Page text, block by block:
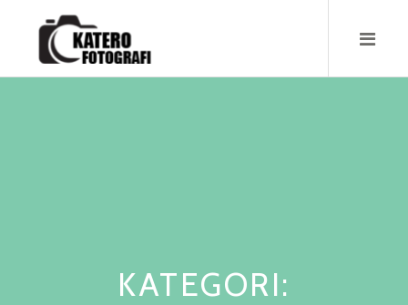
content
KATEGORI: